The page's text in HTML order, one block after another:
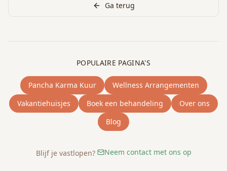
Ga terug
POPULAIRE PAGINA'S
Pancha Karma Kuur
Wellness Arrangementen
Vakantiehuisjes
Boek een behandeling
Over ons
Blog
Blijf je vastlopen? Neem contact met ons op